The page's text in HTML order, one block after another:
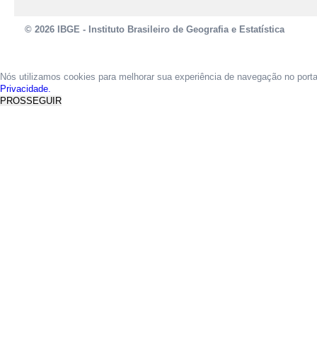
© 2026 IBGE - Instituto Brasileiro de Geografia e Estatística
Nós utilizamos cookies para melhorar sua experiência de navegação no
Privacidade.
PROSSEGUIR